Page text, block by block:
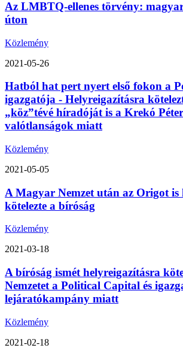
Az LMBTQ-ellenes törvény:
úton
Közlemény
2021-05-26
Hatból hat pert nyert első fokon a
igazgatója - Helyreigazításra
„köz”tévé híradóját is a Krekó
valótlanságok miatt
Közlemény
2021-05-05
A Magyar Nemzet után az Origot is
kötelezte a bíróság
Közlemény
2021-03-18
A bíróság ismét helyreigazításra
Nemzetet a Political Capital és
lejáratókampány miatt
Közlemény
2021-02-18